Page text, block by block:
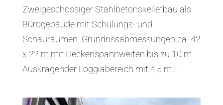
Zweigeschossiger Stahlbetonskelletbau als
Bürogebäude mit Schulungs- und
Schauräumen. Grundrissabmessungen ca. 42
x 22 m mit Deckenspannweiten bis zu 10 m.
Auskragender Loggiabereich mit 4,5 m...